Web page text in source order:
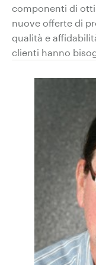
componenti di
nuove offerte di
qualità e
clienti hanno